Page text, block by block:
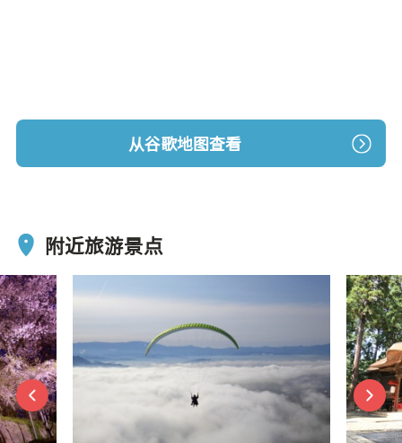
从谷歌地图查看
附近旅游景点